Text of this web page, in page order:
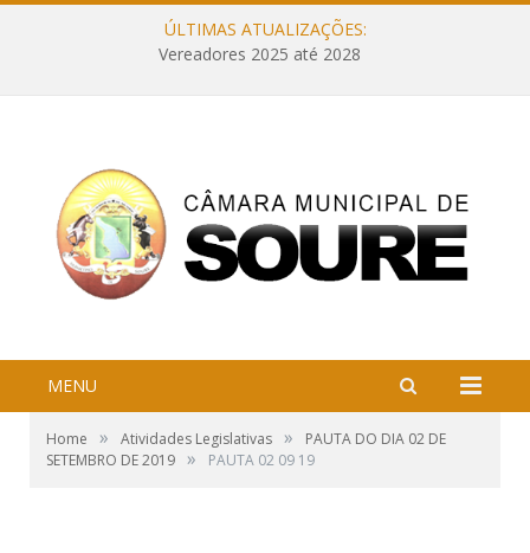
ÚLTIMAS ATUALIZAÇÕES:
Vereadores 2025 até 2028
MENU
Home » Atividades Legislativas »
PAUTA DO DIA 02 DE
SETEMBRO DE 2019 » PAUTA 02 09 19